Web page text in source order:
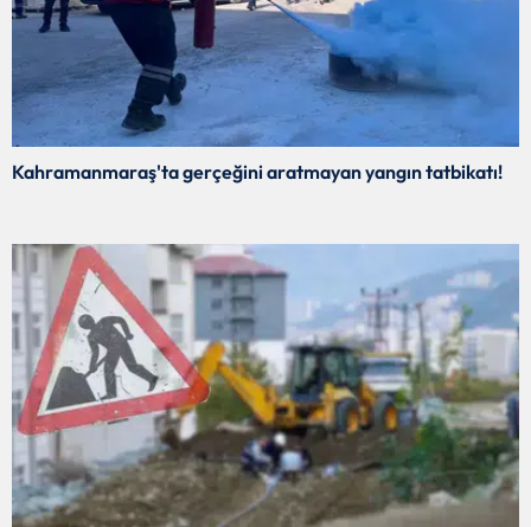
Kahramanmaraş'ta gerçeğini aratmayan yangın tatbikatı!